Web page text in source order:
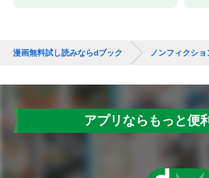
漫画無料試し読みならdブック ノンフィクショ
アプリならもっと便